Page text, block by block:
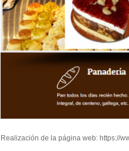
Realización de la página web: https://